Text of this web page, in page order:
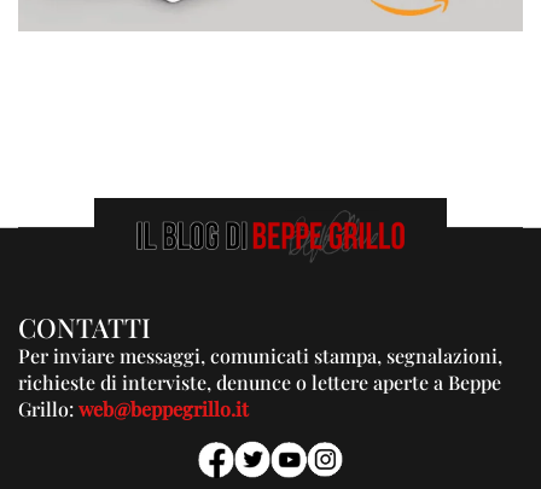
CONTATTI
Per inviare messaggi, comunicati stampa, segnalazioni,
richieste di interviste, denunce o lettere aperte a Beppe
Grillo:web@beppegrillo.it